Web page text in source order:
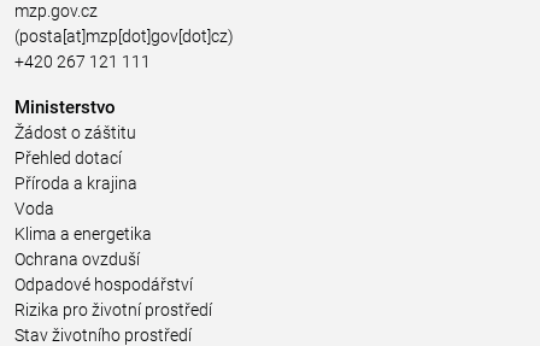
mzp.gov.cz
(posta[at]mzp[dot]gov[dot]cz)
+420 267 121 111
Ministerstvo
Žádost o záštitu
Přehled dotací
Příroda a krajina
Voda
Klima a energetika
Ochrana ovzduší
Odpadové hospodářství
Rizika pro životní prostředí
Stav životního prostředí